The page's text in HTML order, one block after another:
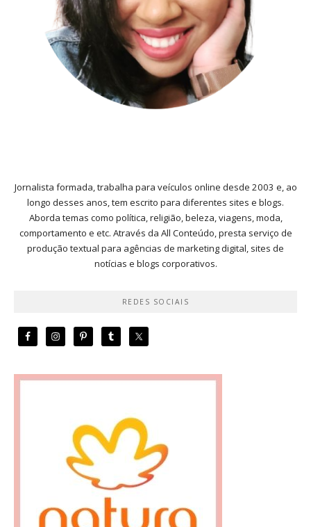
Jornalista formada, trabalha para veículos online desde 2003 e, ao
longo desses anos, tem escrito para diferentes sites e blogs.
Aborda temas como política, religião, beleza, viagens, moda,
comportamento e etc. Através da All Conteúdo, presta serviço de
produção textual para agências de marketing digital, sites de
notícias e blogs corporativos.
REDES SOCIAIS